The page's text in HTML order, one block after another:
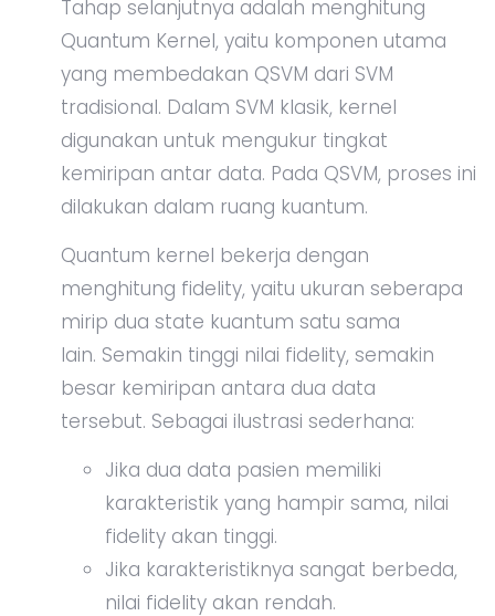
Tahap selanjutnya adalah menghitung
Quantum Kernel, yaitu komponen utama
yang membedakan QSVM dari SVM
tradisional. Dalam SVM klasik, kernel
digunakan untuk mengukur tingkat
kemiripan antar data. Pada QSVM, proses ini
dilakukan dalam ruang kuantum.
Quantum kernel bekerja dengan
menghitung fidelity, yaitu ukuran seberapa
mirip dua state kuantum satu sama
lain. Semakin tinggi nilai fidelity, semakin
besar kemiripan antara dua data
tersebut. Sebagai ilustrasi sederhana:
Jika dua data pasien memiliki
karakteristik yang hampir sama, nilai
fidelity akan tinggi.
Jika karakteristiknya sangat berbeda,
nilai fidelity akan rendah.